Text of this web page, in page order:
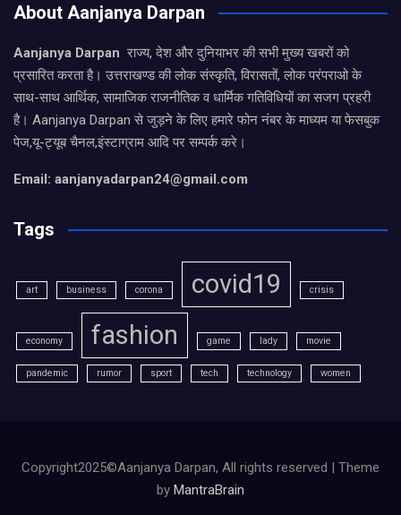
About Aanjanya Darpan
Aanjanya Darpan राज्य, देश और दुनियाभर की सभी मुख्य खबरों को
प्रसारित करता है। उत्तराखण्ड की लोक संस्कृति, विरासतों, लोक परंपराओ के
साथ-साथ आर्थिक, सामाजिक राजनीतिक व धार्मिक गतिविधियों का सजग प्रहरी
है। Aanjanya Darpan से जुड़ने के लिए हमारे फोन नंबर के माध्यम या फेसबुक
पेज,यू-ट्यूब चैनल,इंस्टाग्राम आदि पर सम्पर्क करे।
Email: aanjanyadarpan24@gmail.com
Tags
art business corona covid19 crisis
economy fashion game lady movie
pandemic rumor sport tech technology women
Copyright2025©Aanjanya Darpan, All rights reserved | Theme
by MantraBrain